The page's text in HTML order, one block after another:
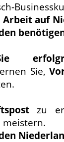
Arbeit auf
Sie,
zu
meistern.